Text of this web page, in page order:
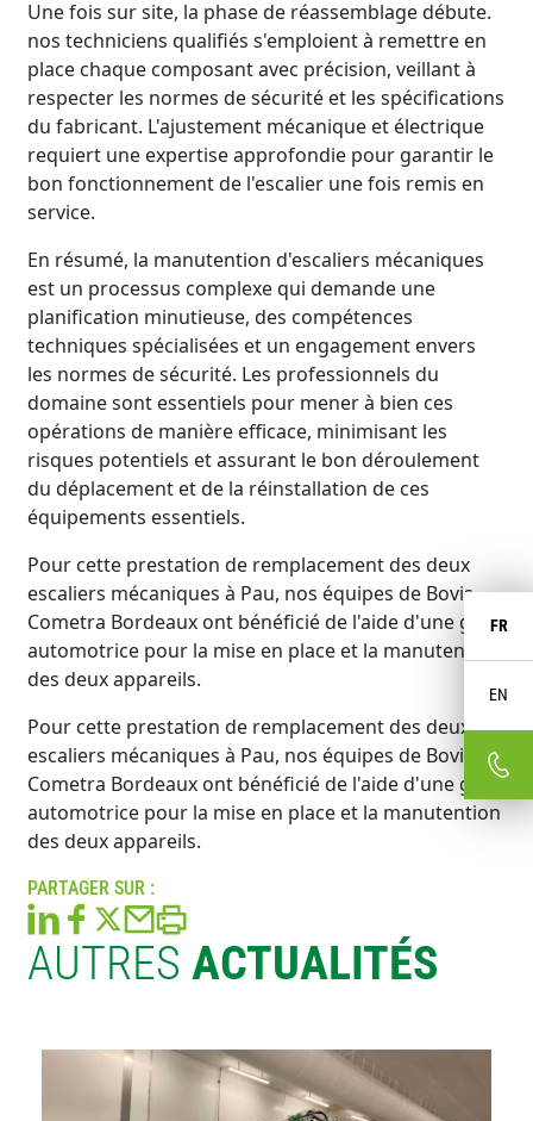
FR
EN
Une fois sur site, la phase de réassemblage débute.
nos techniciens qualifiés s'emploient à remettre en
place chaque composant avec précision, veillant à
respecter les normes de sécurité et les spécifications
du fabricant. L'ajustement mécanique et électrique
requiert une expertise approfondie pour garantir le
bon fonctionnement de l'escalier une fois remis en
service.
En résumé, la manutention d'escaliers mécaniques
est un processus complexe qui demande une
planification minutieuse, des compétences
techniques spécialisées et un engagement envers
les normes de sécurité. Les professionnels du
domaine sont essentiels pour mener à bien ces
opérations de manière efficace, minimisant les
risques potentiels et assurant le bon déroulement
du déplacement et de la réinstallation de ces
équipements essentiels.
Pour cette prestation de remplacement des deux
escaliers mécaniques à Pau, nos équipes de Bovis
Cometra Bordeaux ont bénéficié de l'aide d'une grue
automotrice pour la mise en place et la manutention
des deux appareils.
Pour cette prestation de remplacement des deux
escaliers mécaniques à Pau, nos équipes de Bovis
Cometra Bordeaux ont bénéficié de l'aide d'une grue
automotrice pour la mise en place et la manutention
des deux appareils.
PARTAGER SUR :
AUTRESACTUALITÉS